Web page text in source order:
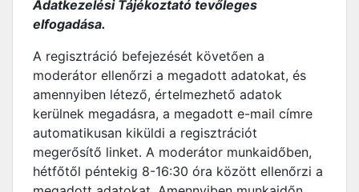
Adatkezelési Tájékoztató tevőleges
elfogadása.
A regisztráció befejezését követően a
moderátor ellenőrzi a megadott adatokat, és
amennyiben létező, értelmezhető adatok
kerülnek megadásra, a megadott e-mail címre
automatikusan kiküldi a regisztrációt
megerősítő linket. A moderátor munkaidőben,
hétfőtől péntekig 8-16:30 óra között ellenőrzi a